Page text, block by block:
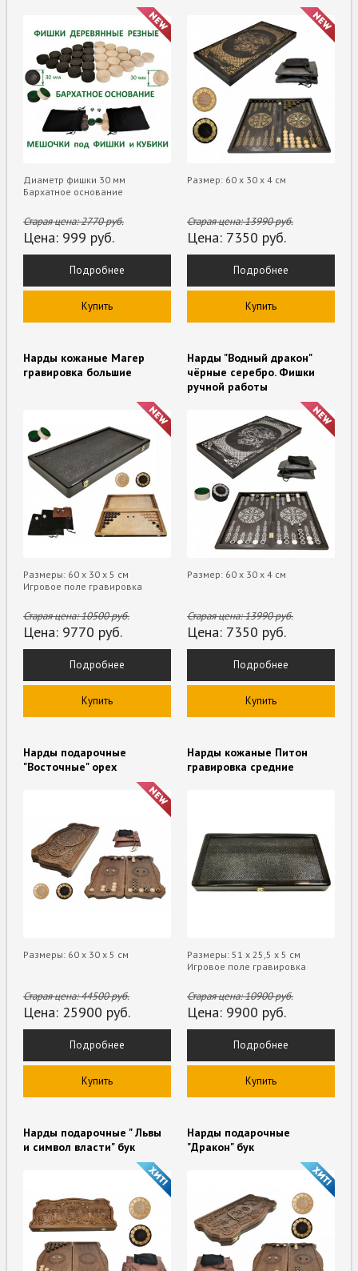
Диаметр фишки 30 мм
Бархатное основание
Старая цена:2770руб.
Цена: 999 руб.
Подробнее
Купить
Размер: 60 х 30 х 4 см
Старая цена:13990руб.
Цена: 7350 руб.
Подробнее
Купить
Нарды кожаные Магер
гравировка большие
Размеры: 60 х 30 х 5 см
Игровое поле гравировка
Старая цена:10500руб.
Цена: 9770 руб.
Подробнее
Купить
Нарды "Водный дракон"
чёрные серебро. Фишки
ручной работы
Размер: 60 х 30 х 4 см
Старая цена:13990руб.
Цена: 7350 руб.
Подробнее
Купить
Нарды подарочные
"Восточные" орех
Размеры: 60 х 30 х 5 см
Старая цена:44500руб.
Цена: 25900 руб.
Подробнее
Купить
Нарды кожаные Питон
гравировка cредние
Размеры: 51 х 25,5 х 5 см
Игровое поле гравировка
Старая цена:10900руб.
Цена: 9900 руб.
Подробнее
Купить
Нарды подарочные " Львы
и символ власти" бук
Нарды подарочные
"Дракон" бук